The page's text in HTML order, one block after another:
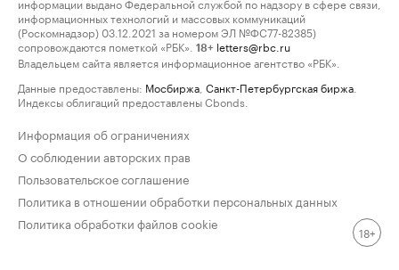
информационных технологий и массовых коммуникаций
(Роскомнадзор) 03.12.2021 за номером ЭЛ №ФС77-82385)
сопровождаются пометкой «РБК».
18+ letters@rbc.ru
Владельцем сайта является информационное агентство «РБК».
Данные предоставлены: Мосбиржа Санкт-Петербургская биржа
Индексы облигаций предоставлены Cbonds.
Информация об ограничениях
О соблюдении авторских прав
Пользовательское соглашение
Политика в отношении обработки персональных данных
Политика обработки файлов cookie
18+